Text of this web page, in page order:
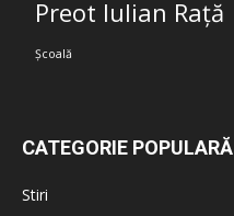
Preot Iulian Rață
Școală
CATEGORIE POPULARĂ
Stiri